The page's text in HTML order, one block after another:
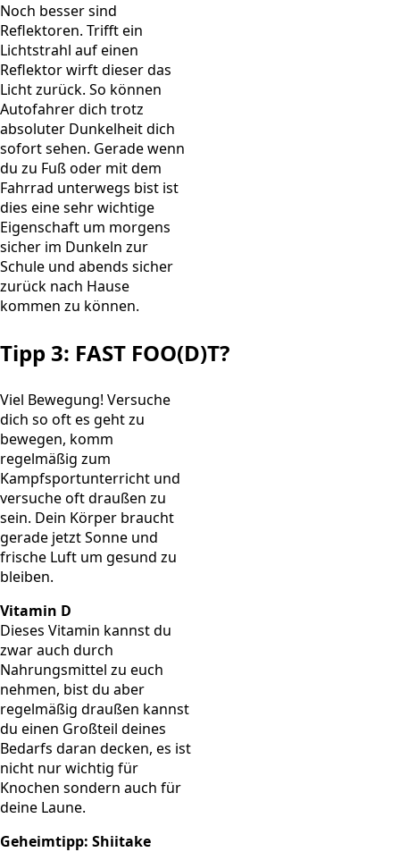
Noch besser sind
Reflektoren. Trifft ein
Lichtstrahl auf einen
Reflektor wirft dieser das
Licht zurück. So können
Autofahrer dich trotz
absoluter Dunkelheit dich
sofort sehen. Gerade wenn
du zu Fuß oder mit dem
Fahrrad unterwegs bist ist
dies eine sehr wichtige
Eigenschaft um morgens
sicher im Dunkeln zur
Schule und abends sicher
zurück nach Hause
kommen zu können.
Tipp 3: FAST FOO(D)T?
Viel Bewegung! Versuche
dich so oft es geht zu
bewegen, komm
regelmäßig zum
Kampfsportunterricht und
versuche oft draußen zu
sein. Dein Körper braucht
gerade jetzt Sonne und
frische Luft um gesund zu
bleiben.
Vitamin D
Dieses Vitamin kannst du
zwar auch durch
Nahrungsmittel zu euch
nehmen, bist du aber
regelmäßig draußen kannst
du einen Großteil deines
Bedarfs daran decken, es ist
nicht nur wichtig für
Knochen sondern auch für
deine Laune.
Geheimtipp: Shiitake